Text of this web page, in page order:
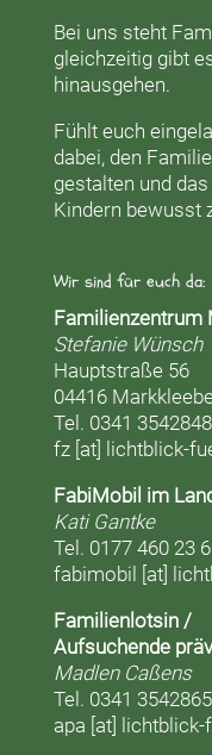
Bei uns steht
gleichzeitig gibt
hinausgehen.
Fühlt euch
dabei, den
gestalten und
Kindern bewusst
Wir sind für euch da:
Familienzentrum
Stefanie Wünsch
Hauptstraße 56
04416
Tel. 0341 3542848
fz [at] lichtblick-
FabiMobil im
Kati Gantke
Tel. 0177 460 23
fabimobil [at]
Familienlotsin /
Aufsuchende
Madlen Caßens
Tel. 0341 3542865
apa [at]